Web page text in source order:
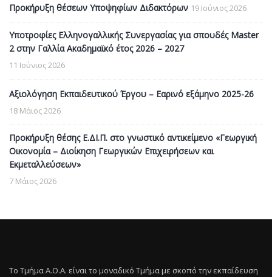
Προκήρυξη θέσεων Υποψηφίων Διδακτόρων 19 Ιούνιος 2026
Υποτροφίες Ελληνογαλλικής Συνεργασίας για σπουδές Master
2 στην Γαλλία Ακαδημαϊκό έτος 2026 – 2027
11 Ιούνιος 2026
Αξιολόγηση Εκπαιδευτικού Έργου – Εαρινό εξάμηνο 2025-26
18 Μάιος 2026
Προκήρυξη θέσης Ε.ΔΙ.Π. στο γνωστικό αντικείμενο «Γεωργική
Οικονομία – Διοίκηση Γεωργικών Επιχειρήσεων και
Εκμεταλλεύσεων»
7 Μάιος 2026
Το Τμήμα Α.Ο.Α. είναι το μοναδικό Τμήμα με σκοπό την εκπαίδευση